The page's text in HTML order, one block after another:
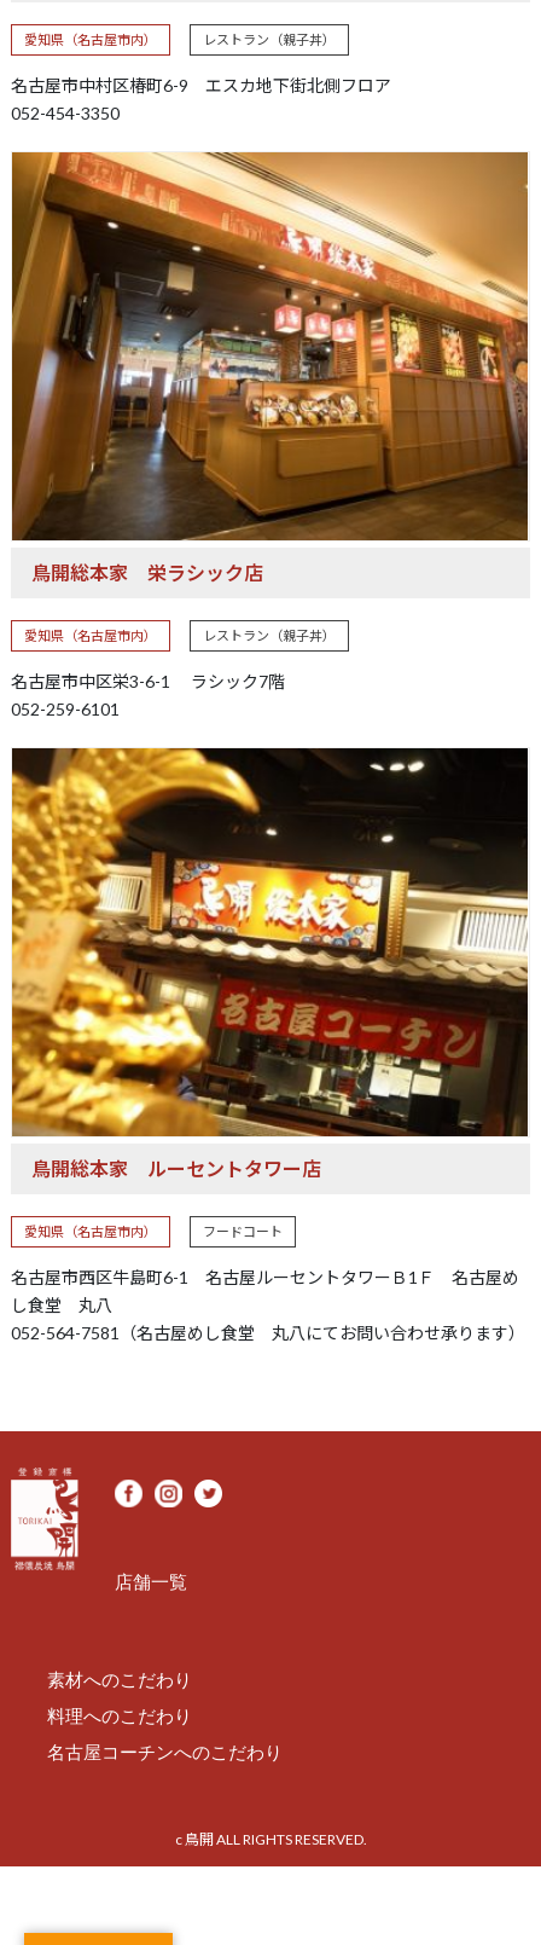
愛知県（名古屋市内） レストラン（親子丼）
名古屋市中村区椿町6-9 エスカ地下街北側フロア
052-454-3350
鳥開総本家 栄ラシック店
愛知県（名古屋市内） レストラン（親子丼）
名古屋市中区栄3-6-1 ラシック7階
052-259-6101
鳥開総本家 ルーセントタワー店
愛知県（名古屋市内） フードコート
名古屋市西区牛島町6-1 名古屋ルーセントタワーＢ1Ｆ 名古屋め
し食堂 丸八
052-564-7581（名古屋めし食堂 丸八にてお問い合わせ承ります）
店舗一覧
素材へのこだわり
料理へのこだわり
名古屋コーチンへのこだわり
c 鳥開 ALL RIGHTS RESERVED.